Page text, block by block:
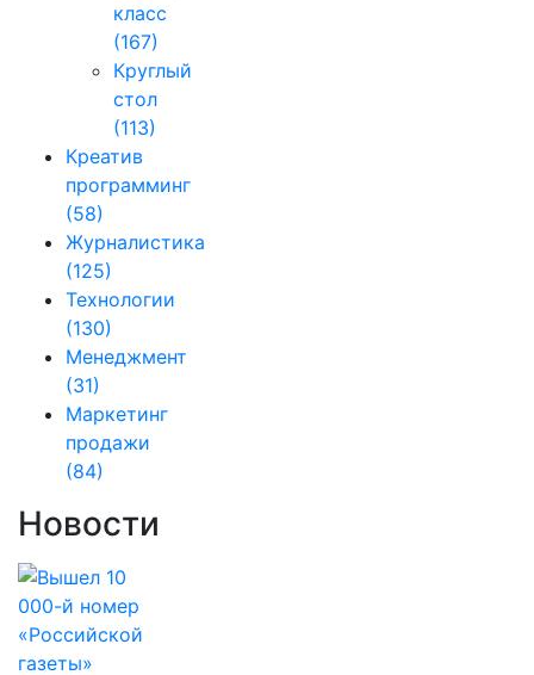
класс
(167)
Круглый
стол
(113)
Креатив
программинг
(58)
Журналистика
(125)
Технологии
(130)
Менеджмент
(31)
Маркетинг
продажи
(84)
Новости